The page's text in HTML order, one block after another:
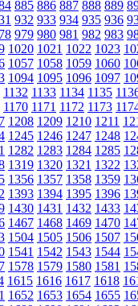
885 886 887 888 889
932 933 934 935 936
979 980 981 982 983
1020 1021 1022 1023
1057 1058 1059 1060
1094 1095 1096 1097
1132 1133 1134 1135
1170 1171 1172 1173
1208 1209 1210 1211
1245 1246 1247 1248
1282 1283 1284 1285
1319 1320 1321 1322
1356 1357 1358 1359
1393 1394 1395 1396
1430 1431 1432 1433
1467 1468 1469 1470
1504 1505 1506 1507
1541 1542 1543 1544
1578 1579 1580 1581
1615 1616 1617 1618
1652 1653 1654 1655